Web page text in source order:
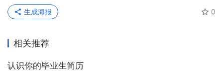
0
生成海报
相关推荐
认识你的毕业生简历